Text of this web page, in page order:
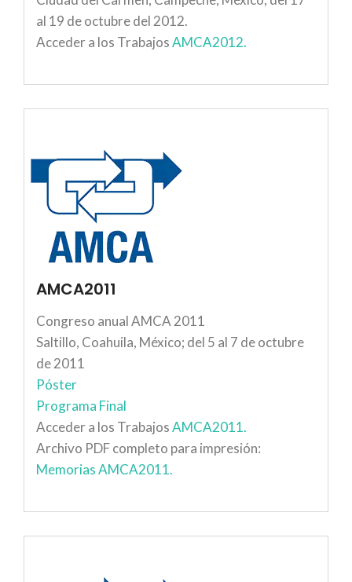
al 19 de octubre del 2012.
Acceder a los TrabajosAMCA2012.
AMCA2011
Congreso anual AMCA 2011
Saltillo, Coahuila, México; del 5 al 7 de octubre
de 2011
Póster
Programa Final
Acceder a los TrabajosAMCA2011.
Archivo PDF completo para impresión:
Memorias AMCA2011.